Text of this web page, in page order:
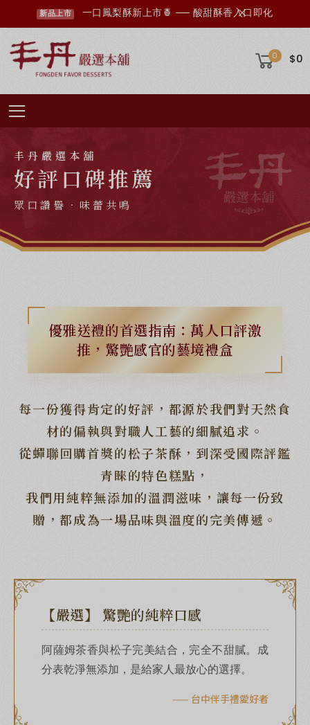
點我加入會員 丰丹LINE會員招募中，您想知道的資訊這裡都有✨
免運優惠 超取滿 $1500 免運、宅配滿 $2500 免運🚚
全新亮相 綜合口味 一口鳳梨酥新上市🍍
免運優惠 超取滿 $1500 免運、宅配滿 $2500 免運🚚
0 $0
Toggle mobile menu
丰丹嚴選本舖
好評口碑推薦
眾口讚譽．味蕾共鳴
優雅送禮的首選指南：萬人口評激
推，驚艷感官的藝境禮盒
每一份獲得肯定的好評，都源於我們對天然食
材的偏執與對職人工藝的細膩追求。
從蟬聯回購首獎的松子茶酥，到深受國際評鑑
青睞的特色糕點，
我們用純粹無添加的溫潤滋味，讓每一份致
贈，都成為一場品味與溫度的完美傳遞。
【嚴選】 驚艷的純粹口感
阿薩姆茶香與松子完美結合，完全不甜膩。成
分表乾淨無添加，是給家人最放心的選擇。
—— 台中伴手禮愛好者